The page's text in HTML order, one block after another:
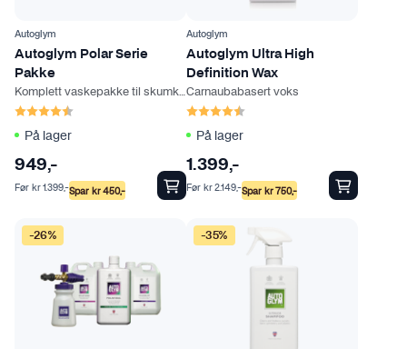
Autoglym
Autoglym Polar Serie
Pakke
Komplett vaskepakke til skumkanon
Karakter:
På lager
949,-
Spar kr450,-
Før kr1.399,-
Autoglym
Autoglym Ultra High
Definition Wax
Carnaubabasert voks
Karakter:
På lager
1.399,-
Spar kr750,-
Før kr2.149,-
-26% -35%
D